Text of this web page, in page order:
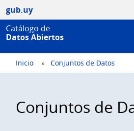
gub.uy
Catálogo de
Datos Abiertos
Inicio Conjuntos de Datos
Conjuntos de